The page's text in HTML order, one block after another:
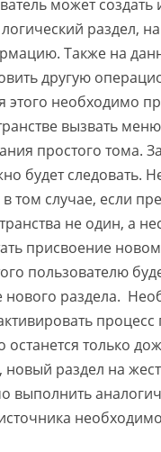
может создать
раздел,
Также на
другую
этого необходимо
вызвать
простого тома.
будет следовать.
том случае, если
не один, а
присвоение
пользователю
раздела.
процесс
останется только
новый раздел на
выполнить